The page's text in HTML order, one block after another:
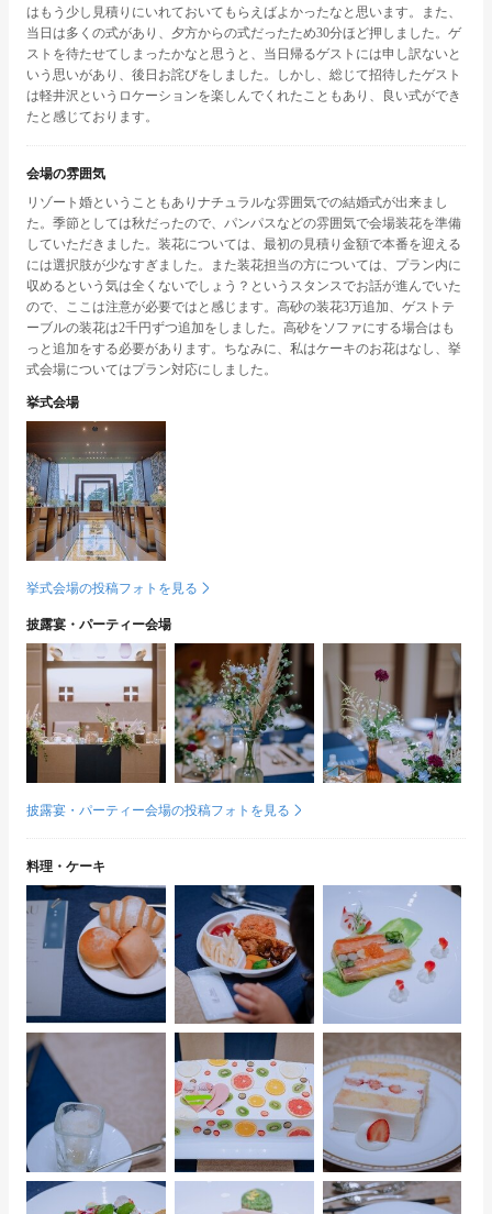
はもう少し見積りにいれておいてもらえばよかったなと思います。また、
当日は多くの式があり、夕方からの式だったため30分ほど押しました。ゲ
ストを待たせてしまったかなと思うと、当日帰るゲストには申し訳ないと
いう思いがあり、後日お詫びをしました。しかし、総じて招待したゲスト
は軽井沢というロケーションを楽しんでくれたこともあり、良い式ができ
たと感じております。
会場の雰囲気
リゾート婚ということもありナチュラルな雰囲気での結婚式が出来まし
た。季節としては秋だったので、パンパスなどの雰囲気で会場装花を準備
していただきました。装花については、最初の見積り金額で本番を迎える
には選択肢が少なすぎました。また装花担当の方については、プラン内に
収めるという気は全くないでしょう？というスタンスでお話が進んでいた
ので、ここは注意が必要ではと感じます。高砂の装花3万追加、ゲストテ
ーブルの装花は2千円ずつ追加をしました。高砂をソファにする場合はも
っと追加をする必要があります。ちなみに、私はケーキのお花はなし、挙
式会場についてはプラン対応にしました。
挙式会場
挙式会場の投稿フォトを見る
披露宴・パーティー会場
披露宴・パーティー会場の投稿フォトを見る
料理・ケーキ